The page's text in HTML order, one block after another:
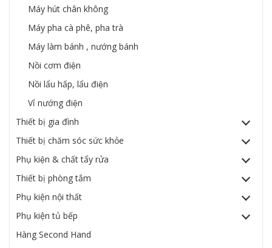
Máy hút chân không
Máy pha cà phê, pha trà
Máy làm bánh , nướng bánh
Nồi cơm điện
Nồi lẩu hấp, lẩu điện
Vỉ nướng điện
Thiết bị gia đình
Thiết bị chăm sóc sức khỏe
Phụ kiện & chất tẩy rửa
Thiết bị phòng tắm
Phụ kiện nội thất
Phụ kiện tủ bếp
Hàng Second Hand